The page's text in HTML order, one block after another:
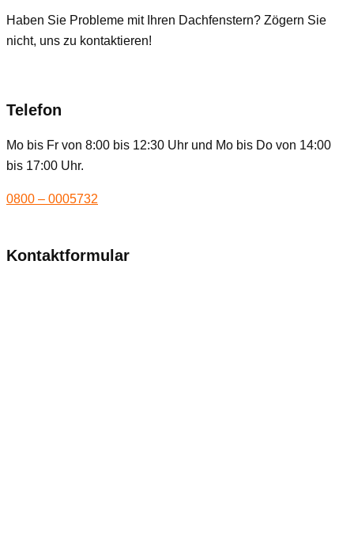
Haben Sie Probleme mit Ihren Dachfenstern? Zögern Sie
nicht, uns zu kontaktieren!
Telefon
Mo bis Fr von 8:00 bis 12:30 Uhr und Mo bis Do von 14:00
bis 17:00 Uhr.
0800 – 0005732
Kontaktformular